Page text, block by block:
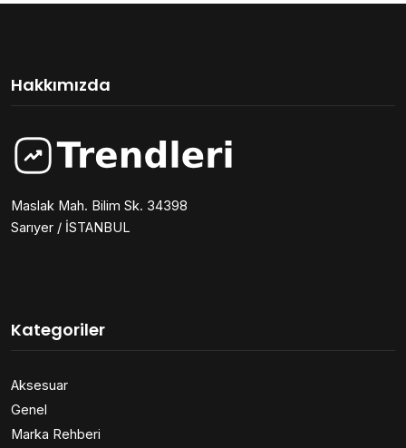
Hakkımızda
Maslak Mah. Bilim Sk. 34398
Sarıyer / İSTANBUL
Kategoriler
Aksesuar
Genel
Marka Rehberi